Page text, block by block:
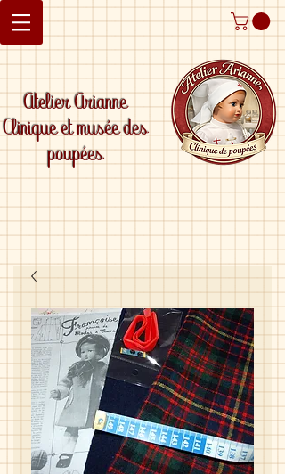
Atelier Arianne
Clinique et musée des
poupées